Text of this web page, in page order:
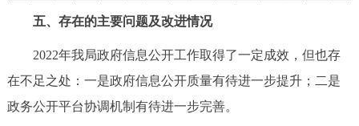
五、存在的主要问题及改进情况
2022年我局政府信息公开工作取得了一定成效，但也存
在不足之处：一是政府信息公开质量有待进一步提升；二是
政务公开平台协调机制有待进一步完善。